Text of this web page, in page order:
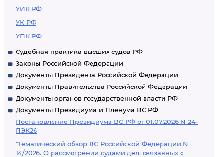
УИК РФ
УК РФ
УПК РФ
Судебная практика высших судов РФ
Законы Российской Федерации
Документы Президента Российской Федерации
Документы Правительства Российской Федерации
Документы органов государственной власти РФ
Документы Президиума и Пленума ВС РФ
Постановление Президиума ВС РФ от 01.07.2026 N 24-
ПЭК26
"Тематический обзор ВС Российской Федерации N
14/2026. О рассмотрении судами дел, связанных с